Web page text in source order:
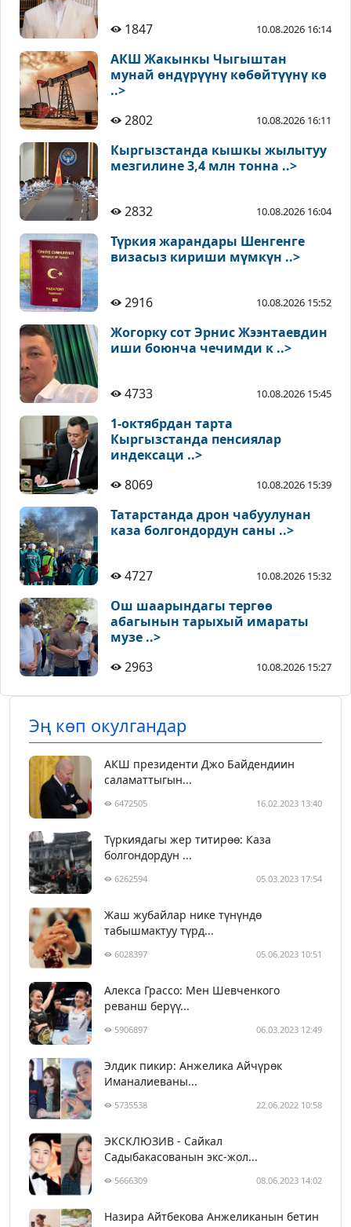
1847 10.08.2026 16:14
АКШ Жакынкы Чыгыштан
мунай өндүрүүнү көбөйтүүнү кө
..>
2802
10.08.2026 16:11
Кыргызстанда кышкы жылытуу
мезгилине 3,4 млн тонна ..>
2832 10.08.2026 16:04
Түркия жарандары Шенгенге
визасыз кириши мүмкүн ..>
2916 10.08.2026 15:52
Жогорку сот Эрнис Жээнтаевдин
иши боюнча чечимди к ..>
4733 10.08.2026 15:45
1-октябрдан тарта
Кыргызстанда пенсиялар
индексаци ..>
8069
10.08.2026 15:39
Татарстанда дрон чабуулунан
каза болгондордун саны ..>
4727 10.08.2026 15:32
Ош шаарындагы тергөө
абагынын тарыхый имараты
музе ..>
2963
10.08.2026 15:27
Эң көп окулгандар
АКШ президенти Джо Байдендиин
саламаттыгын...
6472505 16.02.2023 13:40
Түркиядагы жер титирөө: Каза
болгондордун ...
6262594 05.03.2023 17:54
Жаш жубайлар нике түнүндө
табышмактуу түрд...
6028397 05.06.2023 10:51
Алекса Грассо: Мен Шевченкого
реванш берүү...
5906897 06.03.2023 12:49
Элдик пикир: Анжелика Айчүрөк
Иманалиеваны...
5735538 22.06.2022 10:58
ЭКСКЛЮЗИВ - Сайкал
Садыбакасованын экс-жол...
5666309 08.06.2023 14:02
Назира Айтбекова Анжеликанын бетин